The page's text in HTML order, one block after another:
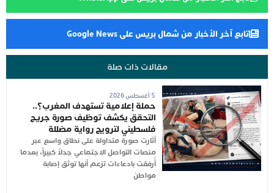
تابع آخر الأخبار من شمال بريس على Google News
مقالات ذات صلة
5 أغسطس 2026
حملة إعلامية تستهدف المغرب؟..
التحقق يكشف توظيف صورة جريح
فلسطيني لترويج رواية مضللة
أثارت صورة متداولة على نطاق واسع عبر
منصات التواصل الاجتماعي جدلاً كبيراً، بعدما
أُرفقت بادعاءات تزعم أنها توثق إصابة
مواطن